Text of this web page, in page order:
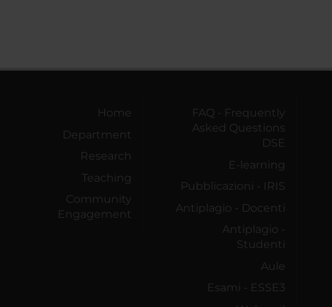
Home
Department
Research
Teaching
Community
Engagement
FAQ - Frequently
Asked Questions
DSE
E-learning
Pubblicazioni - IRIS
Antiplagio - Docenti
Antiplagio -
Studenti
Aule
Esami - ESSE3